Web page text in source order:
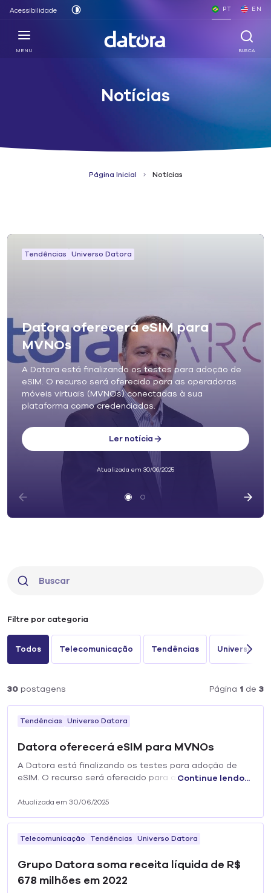
Acessibilidade PT EN
MENU BUSCA
Notícias
Página Inicial Notícias
Tendências Universo Datora
Datora oferecerá eSIM para
MVNOs
A Datora está finalizando os testes para adoção de
eSIM. O recurso será oferecido para as operadoras
móveis virtuais (MVNOs) conectadas à sua
plataforma como credenciadas.
Ler notícia
Atualizada em 30/06/2025
Filtre por categoria
Todos Telecomunicação Tendências Universo
30 postagens Página 1 de 3
Tendências Universo Datora
Datora oferecerá eSIM para MVNOs
A Datora está finalizando os testes para adoção de
eSIM. O recurso será oferecido para as operadoras
como credenciadas.
Continue lendo...
Atualizada em 30/06/2025
Telecomunicação Tendências Universo Datora
Grupo Datora soma receita líquida de R$
678 milhões em 2022